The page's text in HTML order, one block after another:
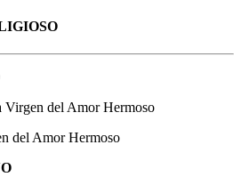
Virgen del Amor Hermoso
del Amor Hermoso